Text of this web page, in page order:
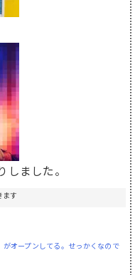
ました。
ます
オープンしてる。せっかくなので